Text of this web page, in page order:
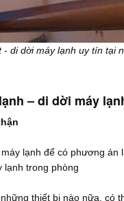
- di dời máy lạnh uy tín tại
– di dời máy
lạnh để có phương án
trong phòng
thiết bị nào nữa, có